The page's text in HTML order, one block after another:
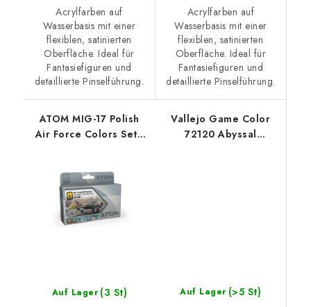
Acrylfarben auf
Wasserbasis mit einer
flexiblen, satinierten
Oberfläche. Ideal für
Fantasiefiguren und
detaillierte Pinselführung.
Acrylfarben auf
Wasserbasis mit einer
flexiblen, satinierten
Oberfläche. Ideal für
Fantasiefiguren und
detaillierte Pinselführung.
ATOM MIG-17 Polish
Air Force Colors Set -
Auf Lager (3 St)
Vallejo Game Color
72120 Abyssal
Auf Lager (>5 St)